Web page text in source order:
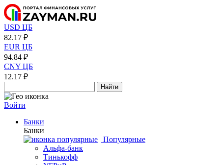
USD ЦБ
82.17 ₽
EUR ЦБ
94.84 ₽
CNY ЦБ
12.17 ₽
Найти
Войти
Банки
Банки
Популярные
Альфа-банк
Тинькофф